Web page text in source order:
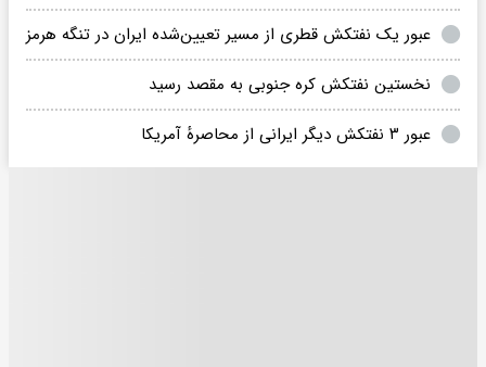
عبور یک نفتکش قطری از مسیر تعیین‌شده ایران در تنگه هرمز
نخستین نفتکش کره جنوبی به مقصد رسید
عبور ۳ نفتکش دیگر ایرانی از محاصرهٔ آمریکا‌